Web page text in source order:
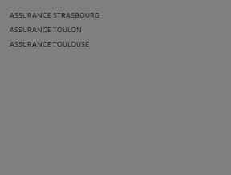
ASSURANCE STRASBOURG
ASSURANCE TOULON
ASSURANCE TOULOUSE